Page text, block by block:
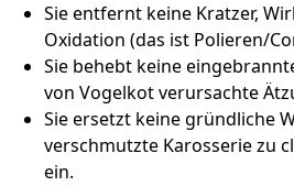
Sie entfernt keine Kratzer,
Oxidation (das ist Polieren/
Sie behebt keine
von Vogelkot verursachte
Sie ersetzt keine gründliche
verschmutzte Karosserie zu
ein.